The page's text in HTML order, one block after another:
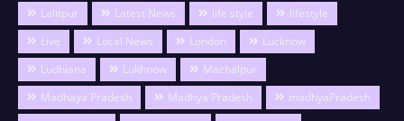
Lalitpur
Latest News life style
lifestyle
Live
Local News London
Lucknow
Ludhiana
Lukhnow
Machalpur
Madhaya Pradesh
Madhya Pradesh
madhyaPradesh